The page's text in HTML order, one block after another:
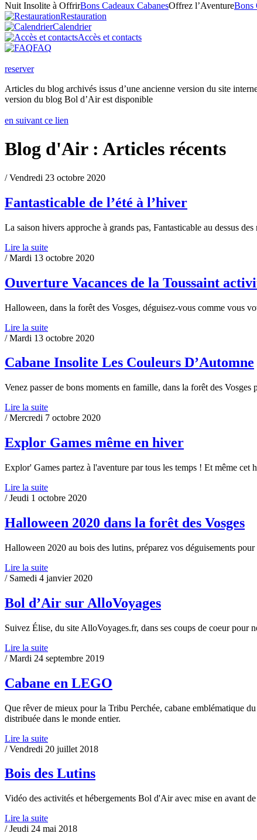
Nuit Insolite à OffrirBons Cadeaux CabanesOffrez l’AventureBons
Restauration
Calendrier
Accès et contacts
FAQ
reserver
Articles du blog archivés issus d’une ancienne version du site
version du blog Bol d’Air est disponible
en suivant ce lien
Blog d'Air : Articles récents
/ Vendredi 23 octobre 2020
Fantasticable de l’été à l’hiver
La saison hivers approche à grands pas, Fantasticable au dessus des
Lire la suite
/ Mardi 13 octobre 2020
Ouverture Vacances de la Toussaint
Halloween, dans la forêt des Vosges, déguisez-vous comme vous
Lire la suite
/ Mardi 13 octobre 2020
Cabane Insolite Les Couleurs D’Automne
Venez passer de bons moments en famille, dans la forêt des
Lire la suite
/ Mercredi 7 octobre 2020
Explor Games même en hiver
Explor' Games partez à l'aventure par tous les temps ! Et même cet
Lire la suite
/ Jeudi 1 octobre 2020
Halloween 2020 dans la forêt des Vosges
Halloween 2020 au bois des lutins, préparez vos déguisements
Lire la suite
/ Samedi 4 janvier 2020
Bol d’Air sur AlloVoyages
Suivez Élise, du site AlloVoyages.fr, dans ses coups de coeur pour
Lire la suite
/ Mardi 24 septembre 2019
Cabane en LEGO
Que rêver de mieux pour la Tribu Perchée, cabane emblématique
distribuée dans le monde entier.
Lire la suite
/ Vendredi 20 juillet 2018
Bois des Lutins
Vidéo des activités et hébergements Bol d'Air avec mise en avant
Lire la suite
/ Jeudi 24 mai 2018